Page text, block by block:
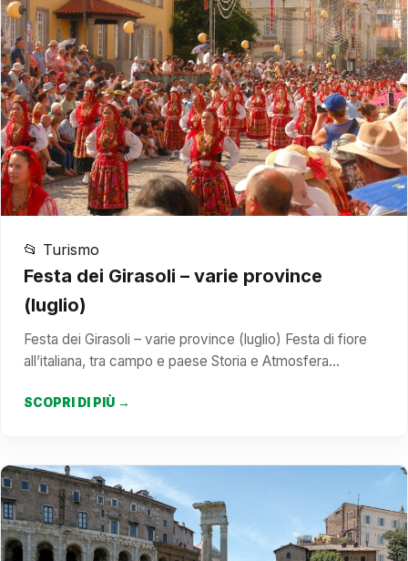
📂 Turismo
Festa dei Girasoli – varie province
(luglio)
Festa dei Girasoli – varie province (luglio) Festa di fiore
all’italiana, tra campo e paese Storia e Atmosfera…
SCOPRI DI PIÙ →